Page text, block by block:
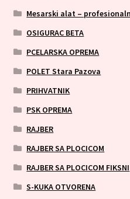
Mesarski alat –
OSIGURAC BETA
PCELARSKA OPREMA
POLET Stara Pazova
PRIHVATNIK
PSK OPREMA
RAJBER
RAJBER SA PLOCICOM
RAJBER SA PLOCICOM FIKSNI
S-KUKA OTVORENA